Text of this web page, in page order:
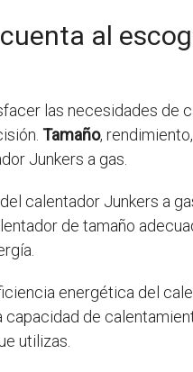
al
las necesidades de
Tamaño,
Junkers a gas.
calentador Junkers a
de tamaño
energética del
de
utilizas.